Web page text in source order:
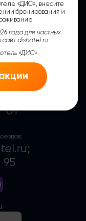
01
95
«ДИС», внесите
бронирования и
года для частных
dishotel.ru.
«ДИС»